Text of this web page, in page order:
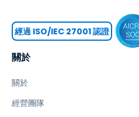
關於
關於
經營團隊
經過 ISO/IEC 27001 認證